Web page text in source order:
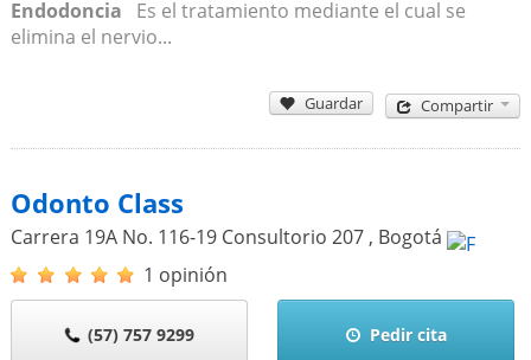
Endodoncia Es el tratamiento mediante el cual se
elimina el nervio...
Guardar Compartir
Odonto Class
Carrera 19A No. 116-19 Consultorio 207 , Bogotá
1 opinión
(57) 757 9299 Pedir cita